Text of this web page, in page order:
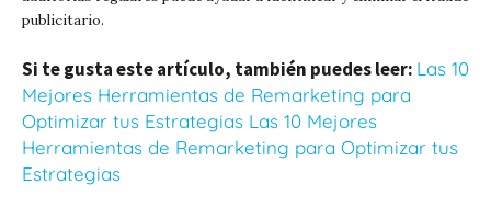
publicitario.
Si te gusta este artículo, también puedes leer: Las 10
Mejores Herramientas de Remarketing para
Optimizar tus Estrategias Las 10 Mejores
Herramientas de Remarketing para Optimizar tus
Estrategias